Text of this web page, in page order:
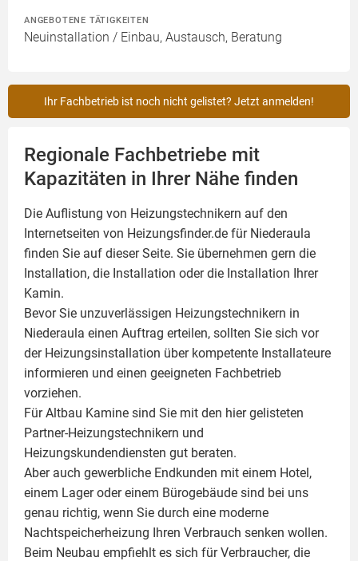
ANGEBOTENE TÄTIGKEITEN
Neuinstallation / Einbau, Austausch, Beratung
Ihr Fachbetrieb ist noch nicht gelistet? Jetzt anmelden!
Regionale Fachbetriebe mit
Kapazitäten in Ihrer Nähe finden
Die Auflistung von Heizungstechnikern auf den
Internetseiten von Heizungsfinder.de für Niederaula
finden Sie auf dieser Seite. Sie übernehmen gern die
Installation, die Installation oder die Installation Ihrer
Kamin.
Bevor Sie unzuverlässigen Heizungstechnikern in
Niederaula einen Auftrag erteilen, sollten Sie sich vor
der Heizungsinstallation über kompetente Installateure
informieren und einen geeigneten Fachbetrieb
vorziehen.
Für Altbau Kamine sind Sie mit den hier gelisteten
Partner-Heizungstechnikern und
Heizungskundendiensten gut beraten.
Aber auch gewerbliche Endkunden mit einem Hotel,
einem Lager oder einem Bürogebäude sind bei uns
genau richtig, wenn Sie durch eine moderne
Nachtspeicherheizung Ihren Verbrauch senken wollen.
Beim Neubau empfiehlt es sich für Verbraucher, die